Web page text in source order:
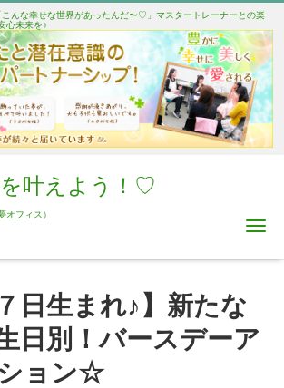
んな幸せな世界があったんだ〜♡」マスタートレーナーとの楽
心未来を♪
叶えよう！♡
オフィス）
日生まれ♪】新たな
日別！バースデーア
ョン☆